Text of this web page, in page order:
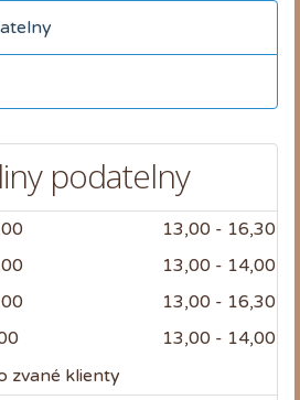
podatelny
13,00 - 16,30
13,00 - 14,00
13,00 - 16,30
13,00 - 14,00
zvané klienty